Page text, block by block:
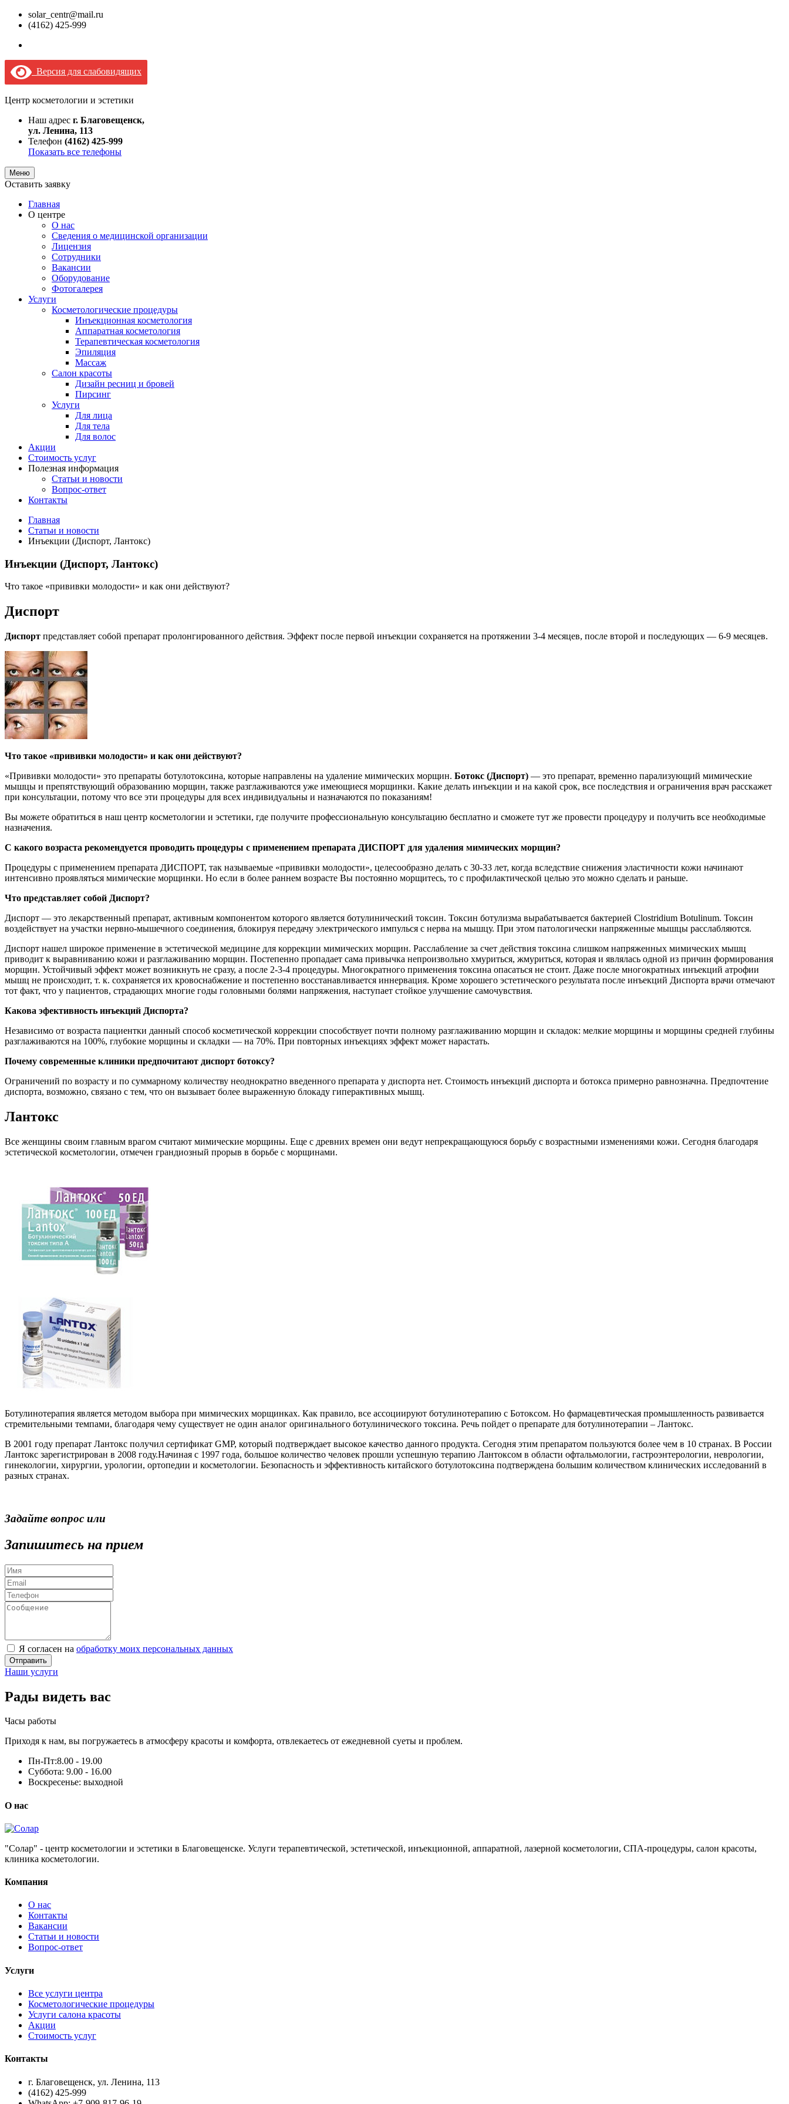
solar_centr@mail.ru
(4162) 425-999
Версия для слабовидящих
Центр косметологии и эстетики
Наш адрес г. Благовещенск,
ул. Ленина, 113
Телефон (4162) 425-999
Показать все телефоны
Меню
Оставить заявку
Главная
О центре
О нас
Сведения о медицинской организации
Лицензия
Сотрудники
Вакансии
Оборудование
Фотогалерея
Услуги
Косметологические процедуры
Инъекционная косметология
Аппаратная косметология
Терапевтическая косметология
Эпиляция
Массаж
Салон красоты
Дизайн ресниц и бровей
Пирсинг
Услуги
Для лица
Для тела
Для волос
Акции
Стоимость услуг
Полезная информация
Статьи и новости
Вопрос-ответ
Контакты
Главная
Статьи и новости
Инъекции (Диспорт, Лантокс)
Инъекции (Диспорт, Лантокс)
Что такое «прививки молодости» и как они действуют?
Диспорт
Диспорт представляет собой препарат пролонгированного действия. Эффект после первой инъекции сохраняется на протяжении 3-4 месяцев, после второй и последующих — 6-9 месяцев.
Что такое «прививки молодости» и как они действуют?
«Прививки молодости» это препараты ботулотоксина, которые направлены на удаление мимических морщин. Ботокс (Диспорт) — это препарат, временно парализующий мимические
мышцы и препятствующий образованию морщин, также разглаживаются уже имеющиеся морщинки. Какие делать инъекции и на какой срок, все последствия и ограничения врач расскажет
при консультации, потому что все эти процедуры для всех индивидуальны и назначаются по показаниям!
Вы можете обратиться в наш центр косметологии и эстетики, где получите профессиональную консультацию бесплатно и сможете тут же провести процедуру и получить все необходимые
назначения.
С какого возраста рекомендуется проводить процедуры с применением препарата ДИСПОРТ для удаления мимических морщин?
Процедуры с применением препарата ДИСПОРТ, так называемые «прививки молодости», целесообразно делать с 30-33 лет, когда вследствие снижения эластичности кожи начинают
интенсивно проявляться мимические морщинки. Но если в более раннем возрасте Вы постоянно морщитесь, то с профилактической целью это можно сделать и раньше.
Что представляет собой Диспорт?
Диспорт — это лекарственный препарат, активным компонентом которого является ботулинический токсин. Токсин ботулизма вырабатывается бактерией Clostridium Botulinum. Токсин
воздействует на участки нервно-мышечного соединения, блокируя передачу электрического импулься с нерва на мышцу. При этом патологически напряженные мышцы расслабляются.
Диспорт нашел широкое применение в эстетической медицине для коррекции мимических морщин. Расслабление за счет действия токсина слишком напряженных мимических мышц
приводит к выравниванию кожи и разглаживанию морщин. Постепенно пропадает сама привычка непроизвольно хмуриться, жмуриться, которая и являлась одной из причин формирования
морщин. Устойчивый эффект может возникнуть не сразу, а после 2-3-4 процедуры. Многократного применения токсина опасаться не стоит. Даже после многократных инъекций атрофии
мышц не происходит, т. к. сохраняется их кровоснабжение и постепенно восстанавливается иннервация. Кроме хорошего эстетического результата после инъекций Диспорта врачи отмечают
тот факт, что у пациентов, страдающих многие годы головными болями напряжения, наступает стойкое улучшение самочувствия.
Какова эфективность инъекций Диспорта?
Независимо от возраста пациентки данный способ косметической коррекции способствует почти полному разглаживанию морщин и складок: мелкие морщины и морщины средней глубины
разглаживаются на 100%, глубокие морщины и складки — на 70%. При повторных инъекциях эффект может нарастать.
Почему современные клиники предпочитают диспорт ботоксу?
Ограничений по возрасту и по суммарному количеству неоднократно введенного препарата у диспорта нет. Стоимость инъекций диспорта и ботокса примерно равнозначна. Предпочтение
диспорта, возможно, связано с тем, что он вызывает более выраженную блокаду гиперактивных мышц.
Лантокс
Все женщины своим главным врагом считают мимические морщины. Еще с древних времен они ведут непрекращающуюся борьбу с возрастными изменениями кожи. Сегодня благодаря
эстетической косметологии, отмечен грандиозный прорыв в борьбе с морщинами.
Ботулинотерапия является методом выбора при мимических морщинках. Как правило, все ассоциируют ботулинотерапию с Ботоксом. Но фармацевтическая промышленность развивается
стремительными темпами, благодаря чему существует не один аналог оригинального ботулинического токсина. Речь пойдет о препарате для ботулинотерапии – Лантокс.
В 2001 году препарат Лантокс получил сертификат GMP, который подтверждает высокое качество данного продукта. Сегодня этим препаратом пользуются более чем в 10 странах. В России
Лантокс зарегистрирован в 2008 году.Начиная с 1997 года, большое количество человек прошли успешную терапию Лантоксом в области офтальмологии, гастроэнтерологии, неврологии,
гинекологии, хирургии, урологии, ортопедии и косметологии. Безопасность и эффективность китайского ботулотоксина подтверждена большим количеством клинических исследований в
разных странах.
Задайте вопрос или
Запишитесь на прием
Я согласен на обработку моих персональных данных
Отправить
Наши услуги
Рады видеть вас
Часы работы
Приходя к нам, вы погружаетесь в атмосферу красоты и комфорта, отвлекаетесь от ежедневной суеты и проблем.
Пн-Пт:8.00 - 19.00
Суббота: 9.00 - 16.00
Воскресенье: выходной
О нас
"Солар" - центр косметологии и эстетики в Благовещенске. Услуги терапевтической, эстетической, инъекционной, аппаратной, лазерной косметологии, СПА-процедуры, салон красоты,
клиника косметологии.
Компания
О нас
Контакты
Вакансии
Статьи и новости
Вопрос-ответ
Услуги
Все услуги центра
Косметологические процедуры
Услуги салона красоты
Акции
Стоимость услуг
Контакты
г. Благовещенск, ул. Ленина, 113
(4162) 425-999